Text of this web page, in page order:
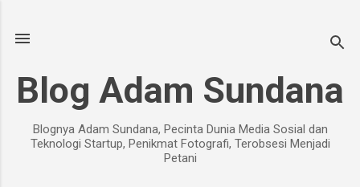
Blog Adam Sundana
Blognya Adam Sundana, Pecinta Dunia Media Sosial dan
Teknologi Startup, Penikmat Fotografi, Terobsesi Menjadi
Petani